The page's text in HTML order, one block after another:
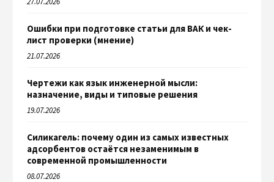
Ошибки при подготовке статьи для ВАК и чек-
лист проверки (мнение)
21.07.2026
Чертежи как язык инженерной мысли:
назначение, виды и типовые решения
19.07.2026
Силикагель: почему один из самых известных
адсорбентов остаётся незаменимым в
современной промышленности
08.07.2026